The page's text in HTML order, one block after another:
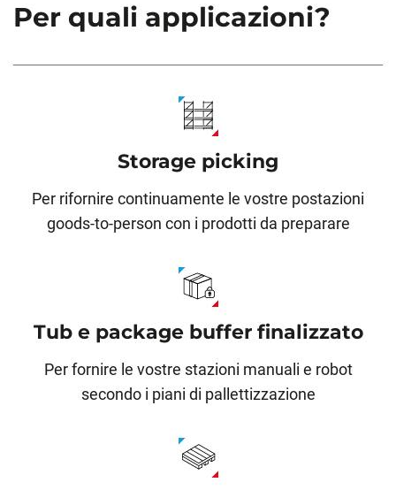
Per quali applicazioni?
Storage picking
Per rifornire continuamente le vostre postazioni
goods-to-person con i prodotti da preparare
Tub e package buffer finalizzato
Per fornire le vostre stazioni manuali e robot
secondo i piani di pallettizzazione